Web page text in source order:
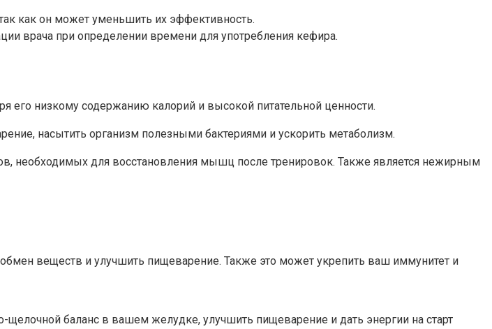
как он может уменьшить их эффективность.
врача при определении времени для употребления кефира.
его низкому содержанию калорий и высокой питательной ценности.
насытить организм полезными бактериями и ускорить метаболизм.
необходимых для восстановления мышц после тренировок. Также является нежирным
веществ и улучшить пищеварение. Также это может укрепить ваш иммунитет и
баланс в вашем желудке, улучшить пищеварение и дать энергии на старт